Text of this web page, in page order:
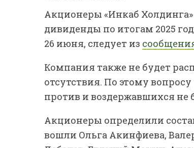
Акционеры «Инкаб
дивиденды по итогам 2025
26 июня, следует из
Компания также не будет
отсутствия. По этому
против и воздержавшихся не
Акционеры определили
вошли Ольга Акинфиева,